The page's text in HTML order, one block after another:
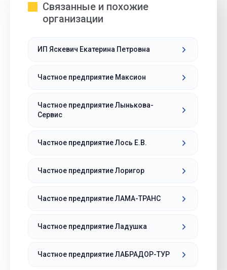
Связанные и похожие
организации
ИП Яскевич Екатерина Петровна
Частное предприятие Максион
Частное предприятие Лынькова-
Сервис
Частное предприятие Лось Е.В.
Частное предприятие Лоригор
Частное предприятие ЛАМА-ТРАНС
Частное предприятие Ладушка
Частное предприятие ЛАБРАДОР-ТУР